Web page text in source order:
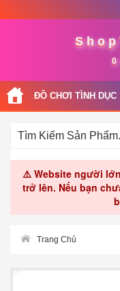
ĐỒ CHƠI TÌNH DỤC
⚠️ Website người
trở lên. Nếu bạn
Trang Chủ